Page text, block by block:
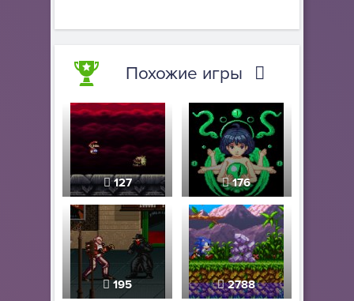
Похожие игры
127 176
195 2788